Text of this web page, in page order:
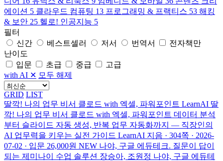
에이션 5 클라우드 컴퓨팅 13 프로그래밍 & 프랙티스 53 해킹
& 보안 25 헬로! 인공지능 5
필터
신간
베스트셀러 저서 번역서
전자책만
난이도
입문
초급 중급
고급
with AI ✕ 모두 해제
GRID LIST
딸깍! 나의 업무 비서 클로드 with 엑셀, 파워포인트 LearnAI 딸
깍! 나의 업무 비서 클로드 with 엑셀, 파워포인트 데이터 분석
부터 슬라이드 자동 생성, 반복 업무 자동화까지 — 직장인의
AI 업무력을 키우는 실전 가이드 LearnAI 지음 · 304쪽 · 2026-
07-02 · 입문 26,000원 NEW 나야, 구글 에듀테크. 질문이 답이
되는 제미나이 수업 솔루션 장승아, 조원정 나야, 구글 에듀테